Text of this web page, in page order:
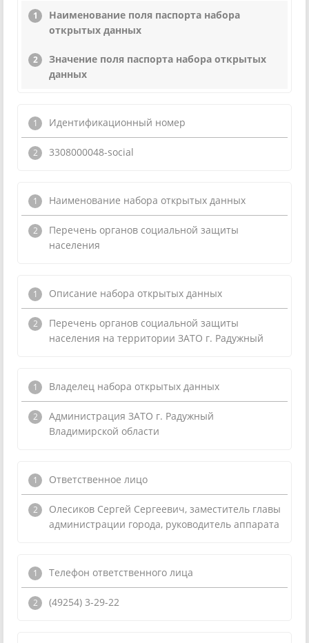
Наименование поля паспорта набора
открытых данных
Значение поля паспорта набора открытых
данных
Идентификационный номер
3308000048-social
Наименование набора открытых данных
Перечень органов социальной защиты
населения
Описание набора открытых данных
Перечень органов социальной защиты
населения на территории ЗАТО г. Радужный
Владелец набора открытых данных
Администрация ЗАТО г. Радужный
Владимирской области
Ответственное лицо
Олесиков Сергей Сергеевич, заместитель главы
администрации города, руководитель аппарата
Телефон ответственного лица
(49254) 3-29-22